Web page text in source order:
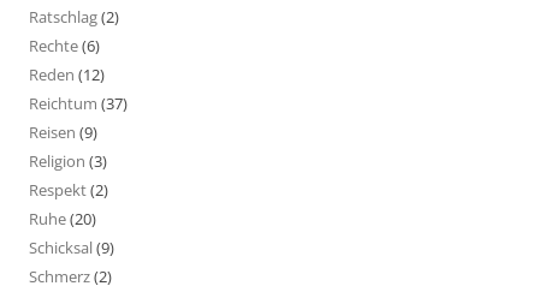
Ratschlag(2)
Rechte(6)
Reden (12)
Reichtum (37)
Reisen (9)
Religion (3)
Respekt(2)
Ruhe(20)
Schicksal(9)
Schmerz(2)